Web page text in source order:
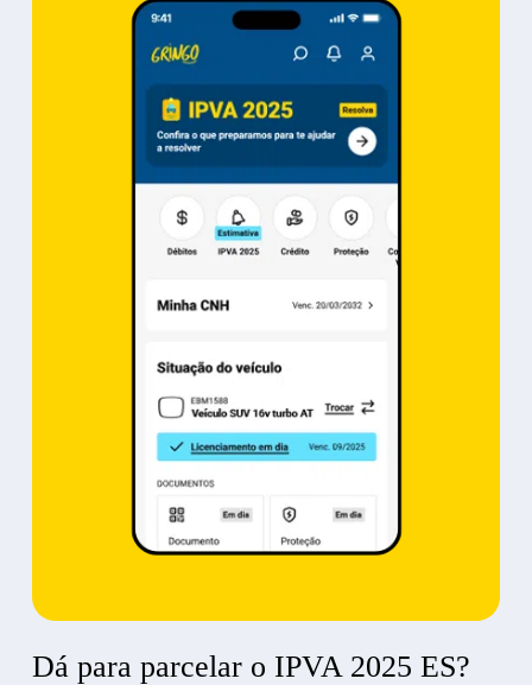
Dá para parcelar o IPVA 2025 ES?